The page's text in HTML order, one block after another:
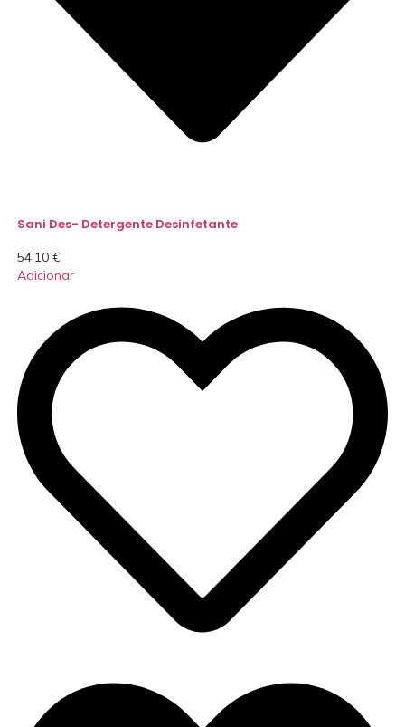
Sani Des- Detergente Desinfetante
54,10 €
Adicionar